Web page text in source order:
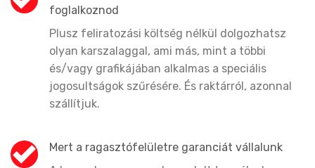
foglalkoznod
Plusz feliratozási költség nélkül dolgozhatsz
olyan karszalaggal, ami más, mint a többi
és/vagy grafikájában alkalmas a speciális
jogosultságok szűrésére. És raktárról, azonnal
szállítjuk.
Mert a ragasztófelületre garanciát vállalunk